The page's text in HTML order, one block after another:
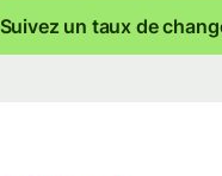
Suivez un taux de